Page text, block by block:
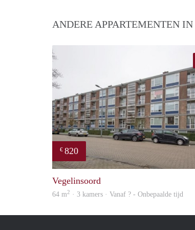
ANDERE APPARTEMENTEN IN
€ 820
Vegelinsoord
64 m2 · 3 kamers · Vanaf ? - Onbepaalde tijd